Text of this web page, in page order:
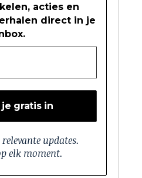
acties en
direct in je
updates.
elk moment.